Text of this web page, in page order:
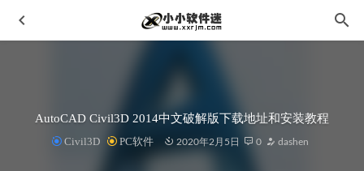
AutoCAD Civil3D 2014中文破解版下载地址和安装教程
Civil3D PC软件 2020年2月5日 0 dashen